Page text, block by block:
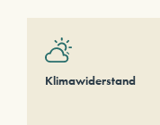
Klimawiderstand